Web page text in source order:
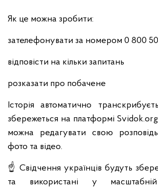
Як це можна зробити:
зателефонувати за номером 0 800
відповісти на кільки запитань
розказати про побачене
Історія автоматично
збережеться на платформі
можна редагувати свою
фото та відео.
☝️ Свідчення українців будуть
та використані у масштабній